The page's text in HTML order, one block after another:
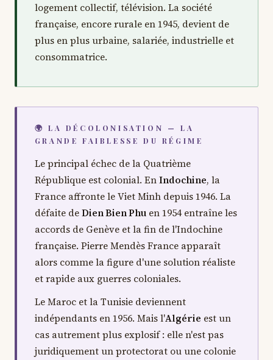
logement collectif, télévision. La société
française, encore rurale en 1945, devient de
plus en plus urbaine, salariée, industrielle et
consommatrice.
🌍 LA DÉCOLONISATION — LA
GRANDE FAIBLESSE DU RÉGIME
Le principal échec de la Quatrième
République est colonial. EnIndochine, la
France affronte le Viet Minh depuis 1946. La
défaite deDien Bien Phuen 1954 entraîne les
accords de Genève et la fin de l'Indochine
française. Pierre Mendès France apparaît
alors comme la figure d'une solution réaliste
et rapide aux guerres coloniales.
Le Maroc et la Tunisie deviennent
indépendants en 1956. Mais l'Algérie est un
cas autrement plus explosif : elle n'est pas
juridiquement un protectorat ou une colonie